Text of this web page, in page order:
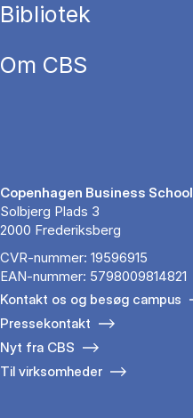
Bibliotek
Om CBS
Copenhagen Business School
Solbjerg Plads 3
2000 Frederiksberg
CVR-nummer: 19596915
EAN-nummer: 5798009814821
Kontakt os og besøg campus
Pressekontakt
Nyt fra CBS
Til virksomheder